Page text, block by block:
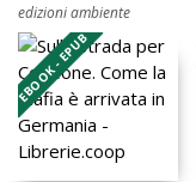
edizioni ambiente
EBOOK - EPUB